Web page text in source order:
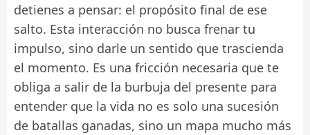
detienes a pensar: el propósito final de ese
salto. Esta interacción no busca frenar tu
impulso, sino darle un sentido que trascienda
el momento. Es una fricción necesaria que te
obliga a salir de la burbuja del presente para
entender que la vida no es solo una sucesión
de batallas ganadas, sino un mapa mucho más